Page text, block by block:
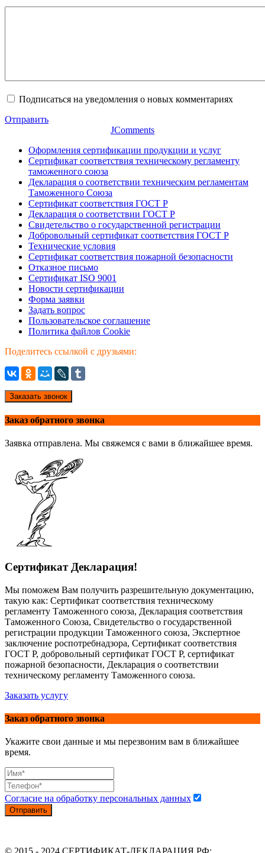
Подписаться на уведомления о новых комментариях
Отправить
JComments
Оформления сертификации продукции и услуг
Сертификат соответствия техническому регламенту
таможенного союза
Декларация о соответствии техническим регламентам
Таможенного Союза
Сертификат соответствия ГОСТ Р
Декларация о соответствии ГОСТ Р
Свидетельство о государственной регистрации
Добровольный сертификат соответствия ГОСТ Р
Технические условия
Сертификат соответствия пожарной безопасности
Отказное письмо
Сертификат ISO 9001
Новости сертификации
Форма заявки
Задать вопрос
Пользовательское соглашение
Политика файлов Cookie
Поделитесь ссылкой с друзьями:
Заказать звонок
Заказ обратного звонка
Заявка отправлена. Мы свяжемся с вами в ближайшее время.
Сертификат Декларация!
Мы поможем Вам получить разрешительную документацию,
такую как: Сертификат соответствия техническому
регламенту Таможенного союза, Декларация соответствия
Таможенного Союза, Свидетельство о государственной
регистрации продукции Таможенного союза, Экспертное
заключение роспотребнадзора, Сертификат соответствия
ГОСТ Р, добровольный сертификат ГОСТ Р, сертификат
пожарной безопасности, Декларация о соответствии
техническому регламенту Таможенного союза.
Заказать услугу
Заказ обратного звонка
Укажите свои данные и мы перезвоним вам в ближайшее
время.
Согласие на обработку персональных данных
Отправить